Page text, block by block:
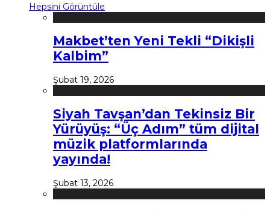
Hepsini Görüntüle
Makbet’ten Yeni Tekli “Dikişli
Kalbim”
Şubat 19, 2026
Siyah Tavşan’dan Tekinsiz Bir
Yürüyüş: “Üç Adım” tüm dijital
müzik platformlarında
yayında!
Şubat 13, 2026